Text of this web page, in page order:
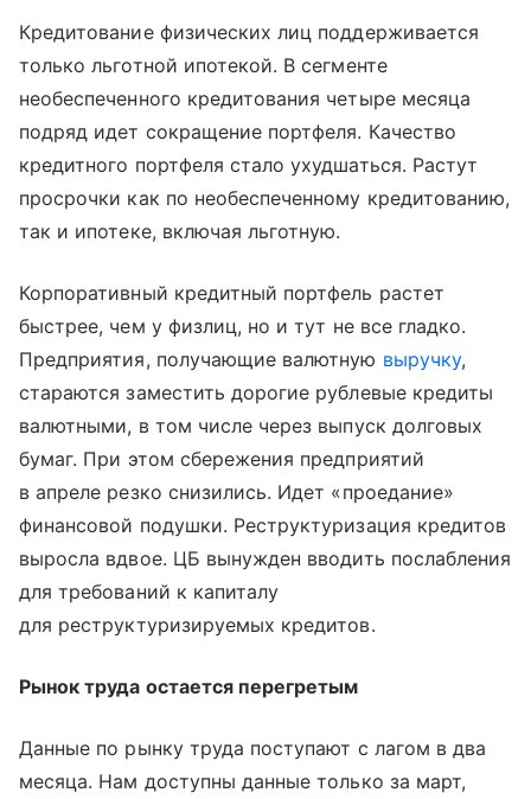
Кредитование физических лиц поддерживается
только льготной ипотекой. В сегменте
необеспеченного кредитования четыре месяца
подряд идет сокращение портфеля. Качество
кредитного портфеля стало ухудшаться. Растут
просрочки как по необеспеченному кредитованию,
так и ипотеке, включая льготную.
Корпоративный кредитный портфель растет
быстрее, чем у физлиц, но и тут не все гладко.
Предприятия, получающие валютную выручку,
стараются заместить дорогие рублевые кредиты
валютными, в том числе через выпуск долговых
бумаг. При этом сбережения предприятий
в апреле резко снизились. Идет «проедание»
финансовой подушки. Реструктуризация кредитов
выросла вдвое. ЦБ вынужден вводить послабления
для требований к капиталу
для реструктуризируемых кредитов.
Рынок труда остается перегретым
Данные по рынку труда поступают с лагом в два
месяца. Нам доступны данные только за март,